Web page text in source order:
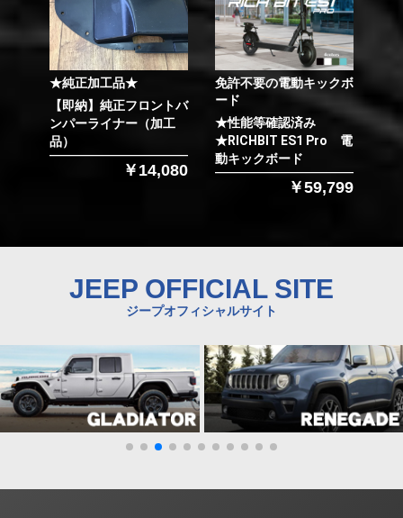
★純正加工品★
【即納】純正フロントバ
ンパーライナー（加工
品）
￥14,080
免許不要の電動キックボ
ード
★性能等確認済み
★RICHBIT ES1 Pro 電
動キックボード
￥59,799
JEEP OFFICIAL SITE
ジープオフィシャルサイト